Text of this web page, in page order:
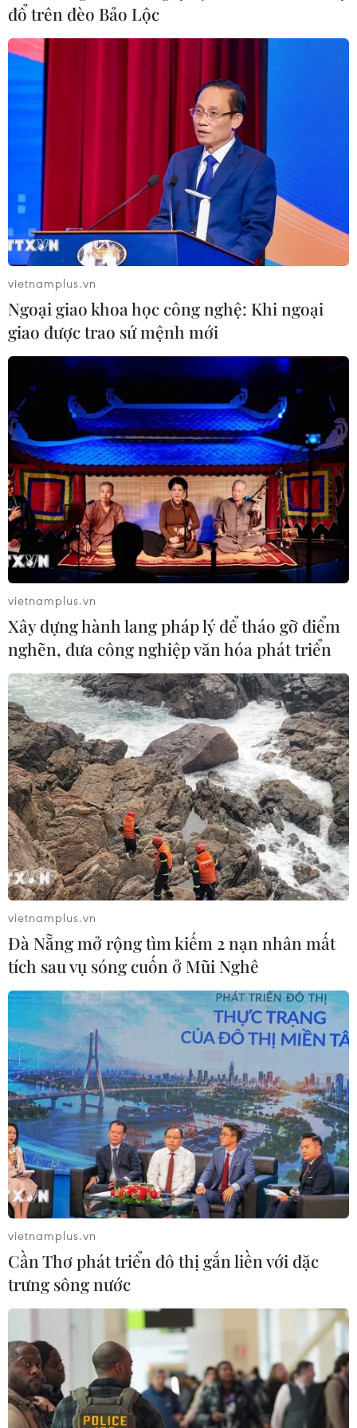
đổ trên đèo Bảo Lộc
vietnamplus.vn
Ngoại giao khoa học công nghệ: Khi ngoại
giao được trao sứ mệnh mới
vietnamplus.vn
Xây dựng hành lang pháp lý để tháo gỡ điểm
nghẽn, đưa công nghiệp văn hóa phát triển
vietnamplus.vn
Đà Nẵng mở rộng tìm kiếm 2 nạn nhân mất
tích sau vụ sóng cuốn ở Mũi Nghê
vietnamplus.vn
Cần Thơ phát triển đô thị gắn liền với đặc
trưng sông nước